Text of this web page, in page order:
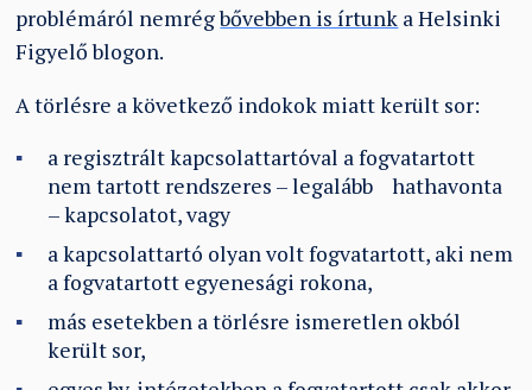
problémáról nemrégbővebben is írtunk a Helsinki
Figyelő blogon.
A törlésre a következő indokok miatt került sor:
a regisztrált kapcsolattartóval a fogvatartott
nem tartott rendszeres – legalább hathavonta
– kapcsolatot, vagy
a kapcsolattartó olyan volt fogvatartott, aki nem
a fogvatartott egyenesági rokona,
más esetekben a törlésre ismeretlen okból
került sor,